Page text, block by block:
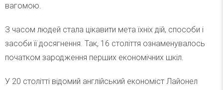
вагомою.
З часом людей стала цікавити мета їхніх дій, способи і
засоби її досягнення. Так, 16 століття ознаменувалось
початком зародження перших економічних шкіл.
У 20 столітті відомий англійський економіст Лайонел